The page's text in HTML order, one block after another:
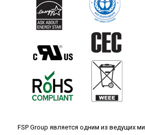
FSP Group является одним из ведущих